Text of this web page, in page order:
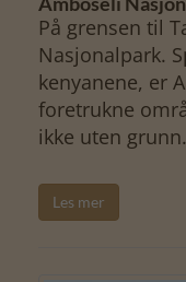
På grensen til
Nasjonalpark.
kenyanene, er
foretrukne
ikke uten grunn.
Les mer